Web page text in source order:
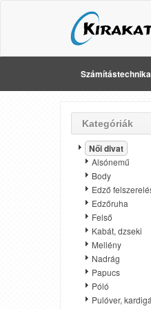
Számítástechnika
Kategóriák
Női divat
Alsónemű
Body
Edző
Edzőruha
Felső
Kabát, dzseki
Mellény
Nadrág
Papucs
Póló
Pulóver,